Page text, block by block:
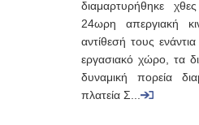
διαμαρτυρήθηκε
24ωρη απεργιακή
αντίθεσή τους
εργασιακό χώρο, τα
δυναμική πορεία
πλατεία Σ...